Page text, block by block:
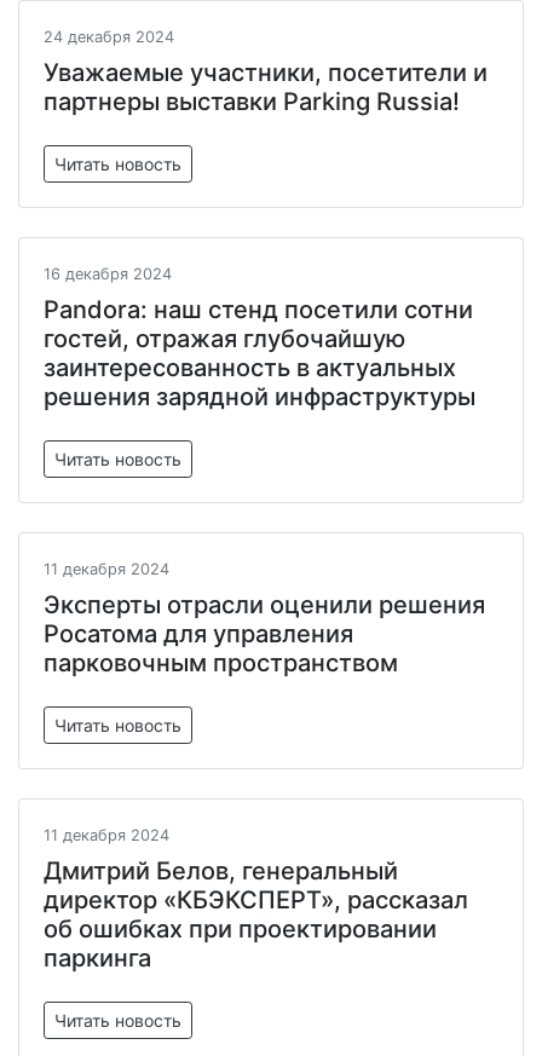
24 декабря 2024
Уважаемые участники, посетители и
партнеры выставки Parking Russia!
Читать новость
16 декабря 2024
Pandora: наш стенд посетили сотни
гостей, отражая глубочайшую
заинтересованность в актуальных
решения зарядной инфраструктуры
Читать новость
11 декабря 2024
Эксперты отрасли оценили решения
Росатома для управления
парковочным пространством
Читать новость
11 декабря 2024
Дмитрий Белов, генеральный
директор «КБЭКСПЕРТ», рассказал
об ошибках при проектировании
паркинга
Читать новость